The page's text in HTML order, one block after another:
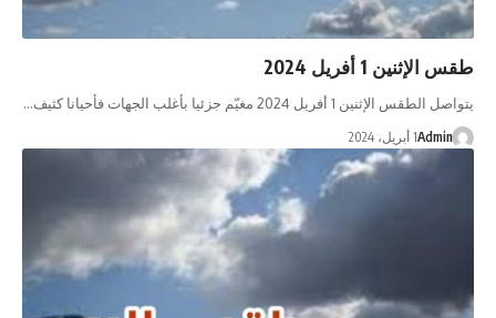
1 أفريل 2024
1 أفريل 2024 مغيّم جزئيا بأغلب الجهات فأحيانا كثيف…
1 أبريل، 2024